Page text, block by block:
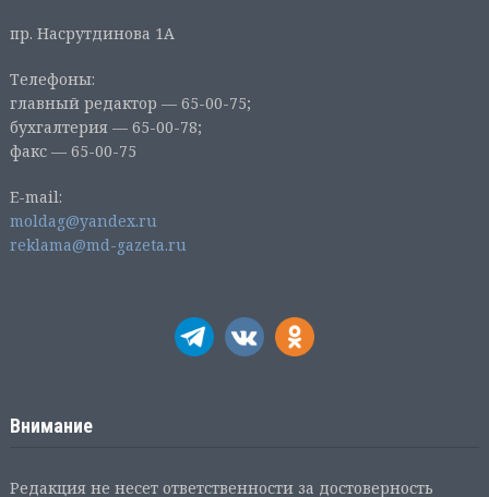
пр. Насрутдинова 1А
Телефоны:
главный редактор — 65-00-75;
бухгалтерия — 65-00-78;
факс — 65-00-75
E-mail:
moldag@yandex.ru
reklama@md-gazeta.ru
Внимание
Редакция не несет ответственности за достоверность